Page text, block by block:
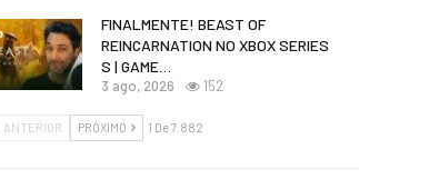
FINALMENTE! BEAST OF
REINCARNATION NO XBOX SERIES
S | GAME…
3 ago, 2026 152
ANTERIOR PRÓXIMO 1 De 7.882